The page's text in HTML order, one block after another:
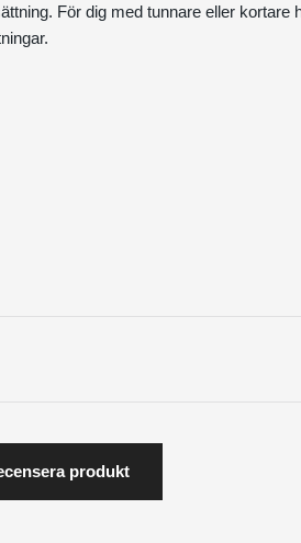
För dig med tunnare eller kortare
produkt